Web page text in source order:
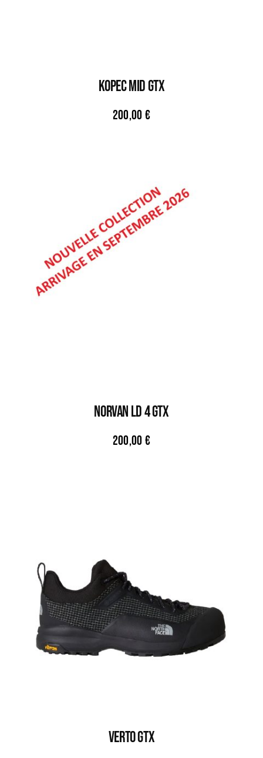
KOPEC MID GTX
200,00 €
NORVAN LD 4 GTX
200,00 €
VERTO GTX